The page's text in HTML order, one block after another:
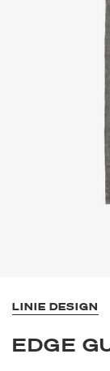
LINIE DESIGN
EDGE